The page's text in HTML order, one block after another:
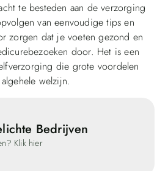
te besteden aan de verzorging
van eenvoudige tips en
zorgen dat je voeten gezond en
door. Het is een
die grote voordelen
welzijn.
Bedrijven
Klik hier